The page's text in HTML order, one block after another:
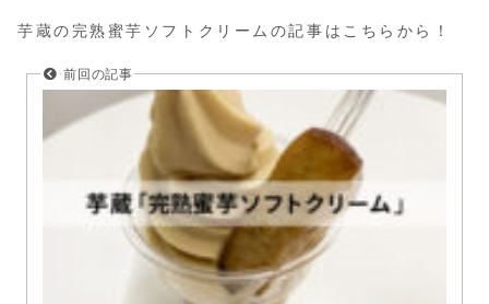
芋蔵の完熟蜜芋ソフトクリームの記事はこちらから！